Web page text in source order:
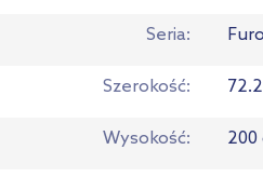
Seria
Szerokość
Wysokość 200